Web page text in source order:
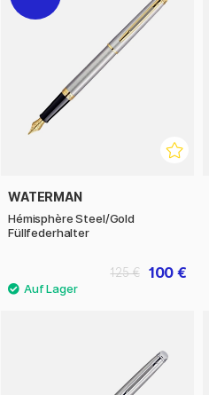
WATERMAN
Hémisphère Steel/Gold
Füllfederhalter
100 €
125 €